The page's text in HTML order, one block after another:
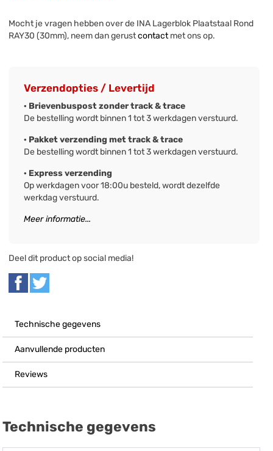
Mocht je vragen hebben over de INA Lagerblok Plaatstaal Rond
RAY30 (30mm), neem dan gerustcontactmet ons op.
Verzendopties / Levertijd
· Brievenbuspost zonder track & trace
De bestelling wordt binnen 1 tot 3 werkdagen verstuurd.
· Pakket verzending met track & trace
De bestelling wordt binnen 1 tot 3 werkdagen verstuurd.
· Express verzending
Op werkdagen voor 18:00u besteld, wordt dezelfde
werkdag verstuurd.
Meer informatie...
Deel dit product op social media!
Technische gegevens
Aanvullende producten
Reviews
Technische gegevens